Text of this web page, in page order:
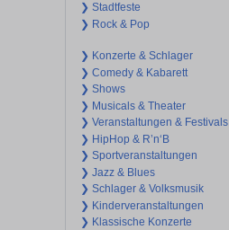
❯ Stadtfeste
❯ Rock & Pop
❯ Konzerte & Schlager
❯ Comedy & Kabarett
❯ Shows
❯ Musicals & Theater
❯ Veranstaltungen & Festivals
❯ HipHop & R’n‘B
❯ Sportveranstaltungen
❯ Jazz & Blues
❯ Schlager & Volksmusik
❯ Kinderveranstaltungen
❯ Klassische Konzerte